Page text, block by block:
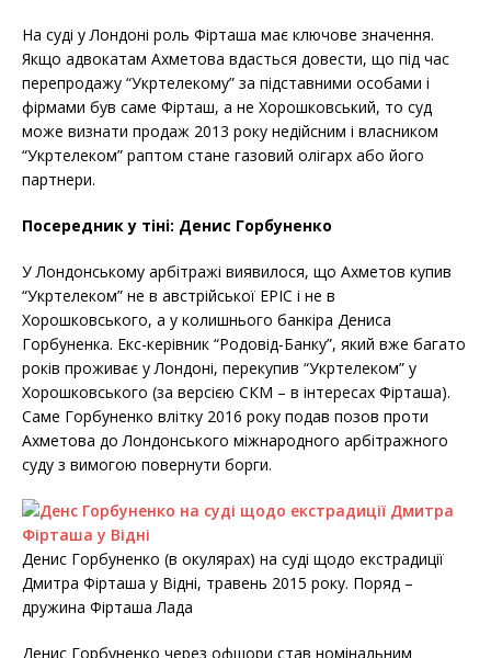
На суді у Лондоні роль Фірташа має ключове значення.
Якщо адвокатам Ахметова вдасться довести, що під час
перепродажу “Укртелекому” за підставними особами і
фірмами був саме Фірташ, а не Хорошковський, то суд
може визнати продаж 2013 року недійсним і власником
“Укртелеком” раптом стане газовий олігарх або його
партнери.
Посередник у тіні: Денис Горбуненко
У Лондонському арбітражі виявилося, що Ахметов купив
“Укртелеком” не в австрійської EPIC і не в
Хорошковського, а у колишнього банкіра Дениса
Горбуненка. Екс-керівник “Родовід-Банку”, який вже багато
років проживає у Лондоні, перекупив “Укртелеком” у
Хорошковського (за версією СКМ – в інтересах Фірташа).
Саме Горбуненко влітку 2016 року подав позов проти
Ахметова до Лондонського міжнародного арбітражного
суду з вимогою повернути борги.
Денис Горбуненко (в окулярах) на суді щодо екстрадиції
Дмитра Фірташа у Відні, травень 2015 року. Поряд –
дружина Фірташа Лада
Денис Горбуненко через офшори став номінальним